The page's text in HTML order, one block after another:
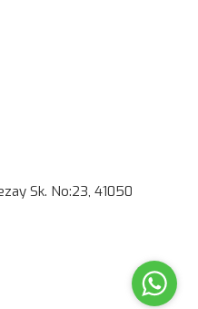
Sk. No:23, 41050